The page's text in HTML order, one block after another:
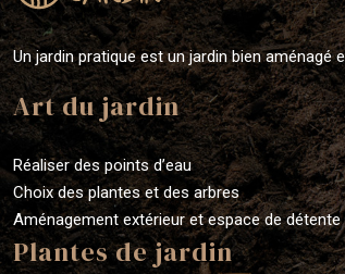
Un jardin pratique est un jardin bien aménagé
Art du jardin
Réaliser des points d’eau
Choix des plantes et des arbres
Aménagement extérieur et espace de détente
Plantes de jardin